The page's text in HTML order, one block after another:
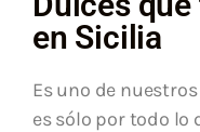
en Sicilia
Es uno de
es sólo por todo lo